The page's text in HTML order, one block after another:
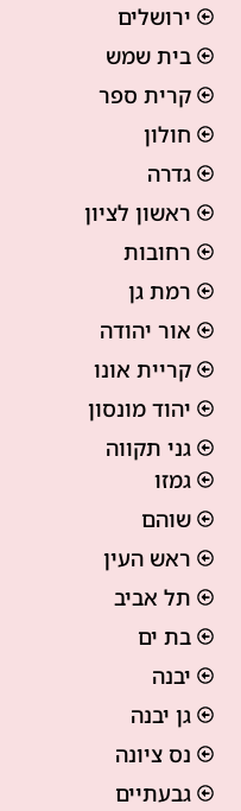
ירושלים
בית שמש
קרית ספר
חולון
גדרה
ראשון לציון
רחובות
רמת גן
אור יהודה
קריית אונו
יהוד מונסון
גני תקווה
גמזו
שוהם
ראש העין
תל אביב
בת ים
יבנה
גן יבנה
נס ציונה
גבעתיים